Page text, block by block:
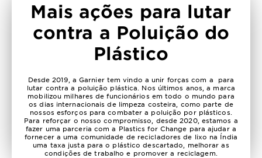
Mais ações para lutar
contra a Poluição do
Plástico
Desde 2019, a Garnier tem vindo a unir forças com a para
lutar contra a poluição plástica. Nos últimos anos, a marca
mobilizou milhares de funcionários em todo o mundo para
os dias internacionais de limpeza costeira, como parte de
nossos esforços para combater a poluição por plásticos.
Para reforçar o nosso compromisso, desde 2020, estamos a
fazer uma parceria com a Plastics for Change para ajudar a
fornecer a uma comunidade de recicladores de lixo na Índia
uma taxa justa para o plástico descartado, melhorar as
condições de trabalho e promover a reciclagem.